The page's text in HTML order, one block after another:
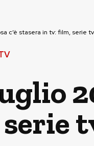
c’è stasera in tv: film, serie